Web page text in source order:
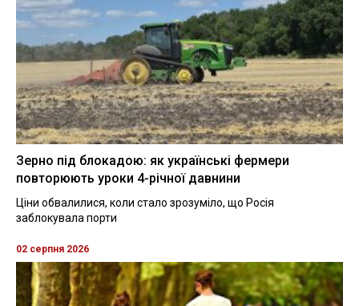
Зерно під блокадою: як українські фермери
повторюють уроки 4-річної давнини
Ціни обвалилися, коли стало зрозуміло, що Росія
заблокувала порти
02 серпня 2026